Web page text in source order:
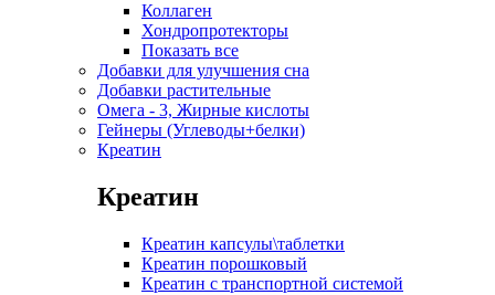
Коллаген
Хондропротекторы
Показать все
Добавки для улучшения сна
Добавки растительные
Омега - 3, Жирные кислоты
Гейнеры (Углеводы+белки)
Креатин
Креатин
Креатин капсулы\таблетки
Креатин порошковый
Креатин с транспортной системой